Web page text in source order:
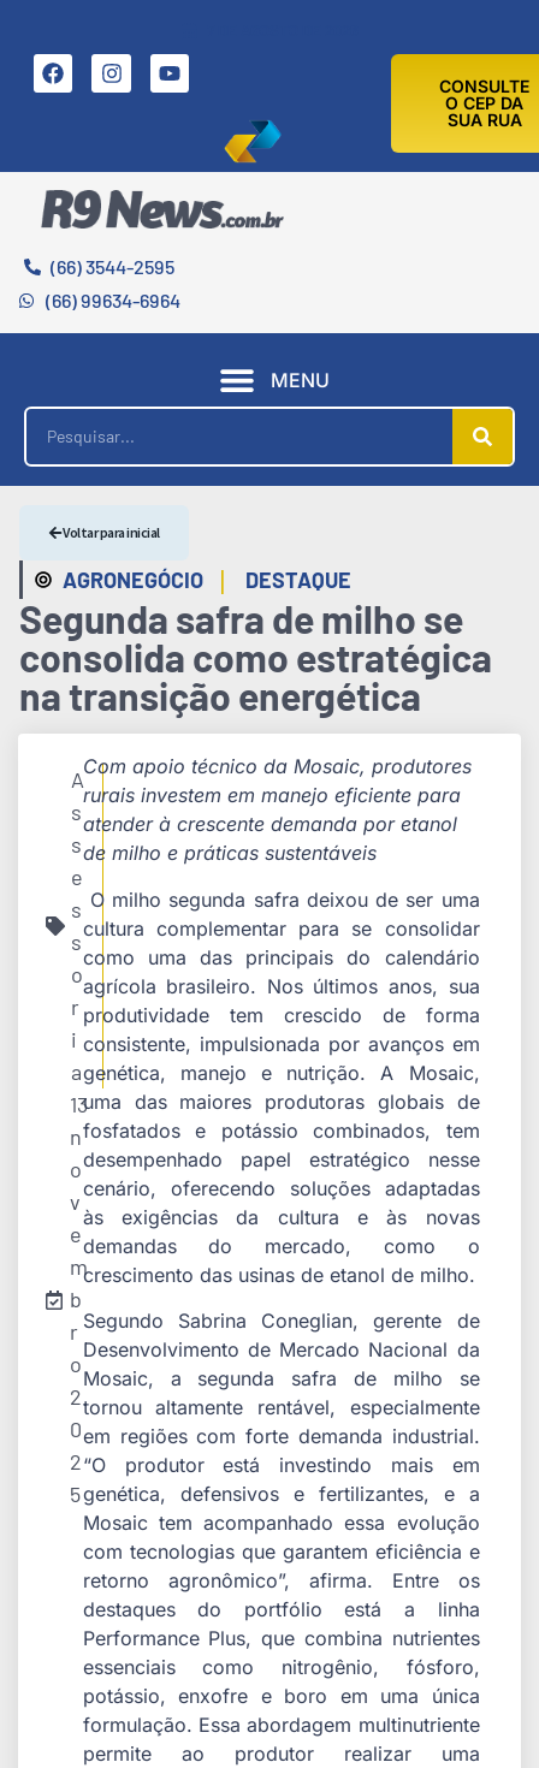
CONSULTE
O CEP DA
SUA RUA
(66) 3544-2595
(66) 99634-6964
MENU
AGRONEGÓCIO | DESTAQUE
Voltar para inicial
Segunda safra de milho se
consolida como estratégica
na transição energética
A
s
s
e
s
s
o
r
i
a
13
n
o
v
e
m
b
r
o
2
0
2
5
Com apoio técnico da Mosaic, produtores
rurais investem em manejo eficiente para
atender à crescente demanda por etanol
de milho e práticas sustentáveis
O milho segunda safra deixou de ser uma
cultura complementar para se consolidar
como uma das principais do calendário
agrícola brasileiro. Nos últimos anos, sua
produtividade tem crescido de forma
consistente, impulsionada por avanços em
genética, manejo e nutrição. A Mosaic,
uma das maiores produtoras globais de
fosfatados e potássio combinados, tem
desempenhado papel estratégico nesse
cenário, oferecendo soluções adaptadas
às exigências da cultura e às novas
demandas do mercado, como o
crescimento das usinas de etanol de milho.
Segundo Sabrina Coneglian, gerente de
Desenvolvimento de Mercado Nacional da
Mosaic, a segunda safra de milho se
tornou altamente rentável, especialmente
em regiões com forte demanda industrial.
“O produtor está investindo mais em
genética, defensivos e fertilizantes, e a
Mosaic tem acompanhado essa evolução
com tecnologias que garantem eficiência e
retorno agronômico”, afirma. Entre os
destaques do portfólio está a linha
Performance Plus, que combina nutrientes
essenciais como nitrogênio, fósforo,
potássio, enxofre e boro em uma única
formulação. Essa abordagem multinutriente
permite ao produtor realizar uma